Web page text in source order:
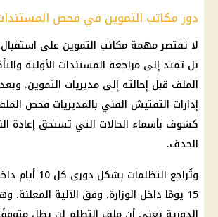
دور مكاتب التموين في فحص
لا تقتصر مهمة مكاتب التموين على
بل تمتد إلى مراجعة المستندات الأولية
الملف قبل إحالته إلى مديريات التموين.
إدارات التفتيش الفني بالمديريات فحص
كشوف بأسماء الحالات التي تستحق إعادة
الحذف.
وتُراجع التظلمات بشكل دوري
كل 10
15 يومًا داخل الوزارة، وفق الآلية المعلنة.